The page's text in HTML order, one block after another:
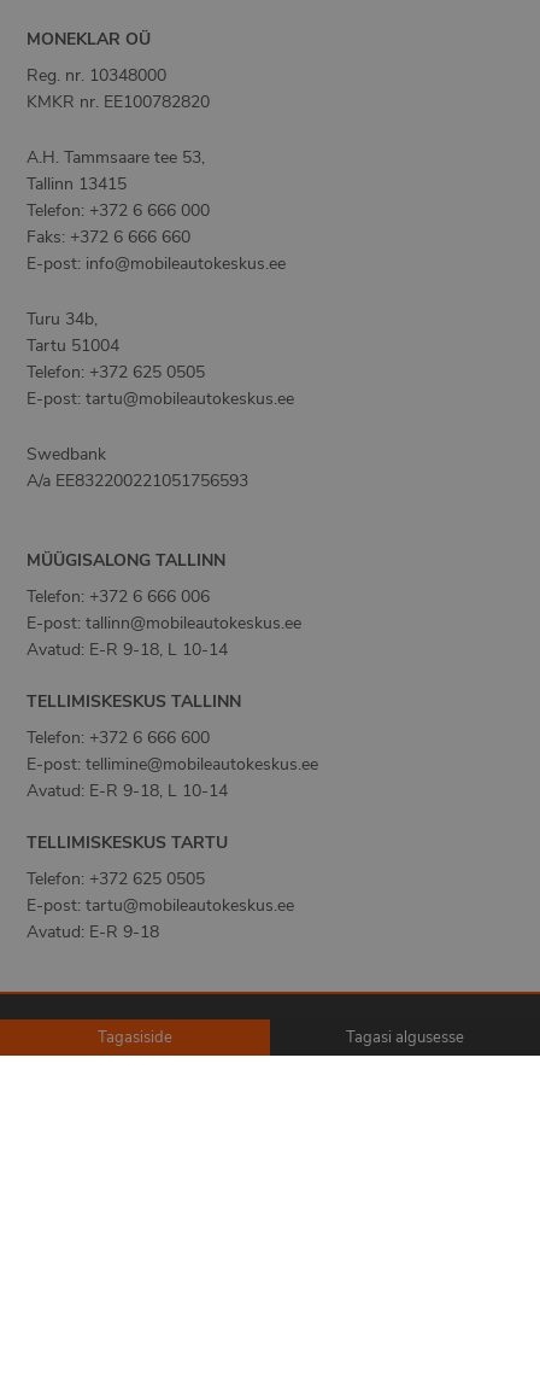
Tagasi algusesse
MONEKLAR OÜ
Reg. nr. 10348000
KMKR nr. EE100782820
A.H. Tammsaare tee 53,
Tallinn 13415
Telefon: +372 6 666 000
Faks: +372 6 666 660
E-post: info@mobileautokeskus.ee
Turu 34b,
Tartu 51004
Telefon: +372 625 0505
E-post:tartu@mobileautokeskus.ee
Swedbank
A/a EE832200221051756593
MÜÜGISALONG TALLINN
Telefon: +372 6 666 006
E-post:tallinn@mobileautokeskus.ee
Avatud: E-R 9-18, L 10-14
TELLIMISKESKUS TALLINN
Telefon: +372 6 666 600
E-post:tellimine@mobileautokeskus.ee
Avatud: E-R 9-18, L 10-14
TELLIMISKESKUS TARTU
Telefon: +372 625 0505
E-post:tartu@mobileautokeskus.ee
Avatud: E-R 9-18
Tagasiside